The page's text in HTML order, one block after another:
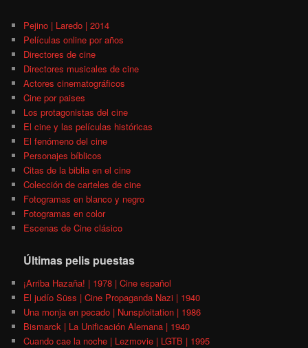
Pejino | Laredo | 2014
Películas online por años
Directores de cine
Directores musicales de cine
Actores cinematográficos
Cine por paises
Los protagonistas del cine
El cine y las películas históricas
El fenómeno del cine
Personajes bíblicos
Citas de la biblia en el cine
Colección de carteles de cine
Fotogramas en blanco y negro
Fotogramas en color
Escenas de Cine clásico
Últimas pelis puestas
¡Arriba Hazaña! | 1978 | Cine español
El judío Süss | Cine Propaganda Nazi | 1940
Una monja en pecado | Nunsploitation | 1986
Bismarck | La Unificación Alemana | 1940
Cuando cae la noche | Lezmovie | LGTB | 1995